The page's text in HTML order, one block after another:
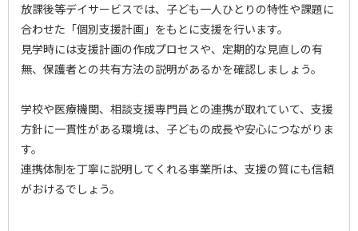
放課後等デイサービスでは、子ども一人ひとりの特性や課題に
合わせた「個別支援計画」をもとに支援を行います。
見学時には支援計画の作成プロセスや、定期的な見直しの有
無、保護者との共有方法の説明があるかを確認しましょう。
学校や医療機関、相談支援専門員との連携が取れていて、支援
方針に一貫性がある環境は、子どもの成長や安心につながりま
す。
連携体制を丁寧に説明してくれる事業所は、支援の質にも信頼
がおけるでしょう。